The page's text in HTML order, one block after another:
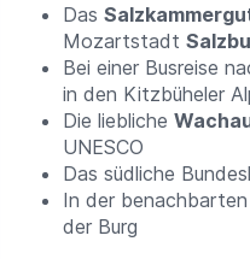
Das
Mozartstadt
Bei einer Busreise
in den Kitzbüheler
Die liebliche
UNESCO
Das südliche
In der benachbarten
der Burg